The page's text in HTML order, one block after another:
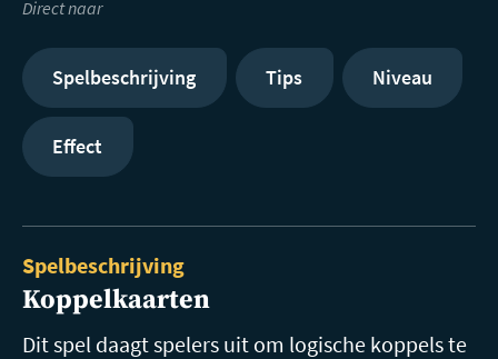
Direct naar
Spelbeschrijving Tips Niveau
Effect
Spelbeschrijving
Koppelkaarten
Dit spel daagt spelers uit om logische koppels te